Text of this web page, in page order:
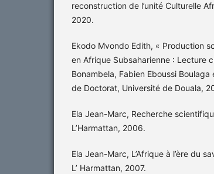
reconstruction de l’unité Culturelle
2020.
Ekodo Mvondo Edith, « Production
en Afrique Subsaharienne : Lecture
Bonambela, Fabien Eboussi
de Doctorat, Université de Douala,
Ela Jean-Marc, Recherche
L’Harmattan, 2006.
Ela Jean-Marc, L’Afrique à l’ère du
L’ Harmattan, 2007.